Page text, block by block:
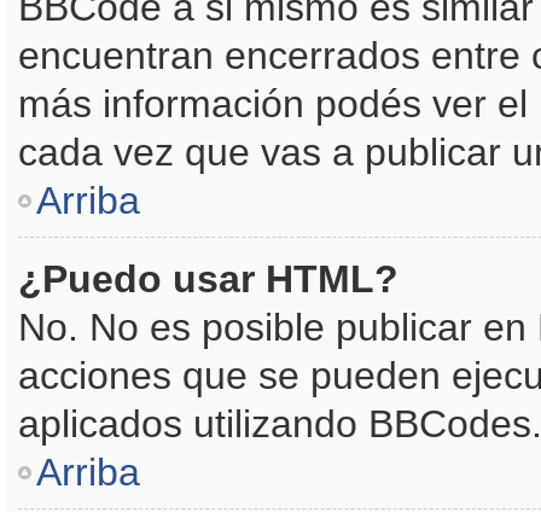
encuentran encerrados entre
más información podés ver
cada vez que vas a publicar
Arriba
¿Puedo usar HTML?
No. No es posible publicar
acciones que se pueden
aplicados utilizando BBCodes.
Arriba